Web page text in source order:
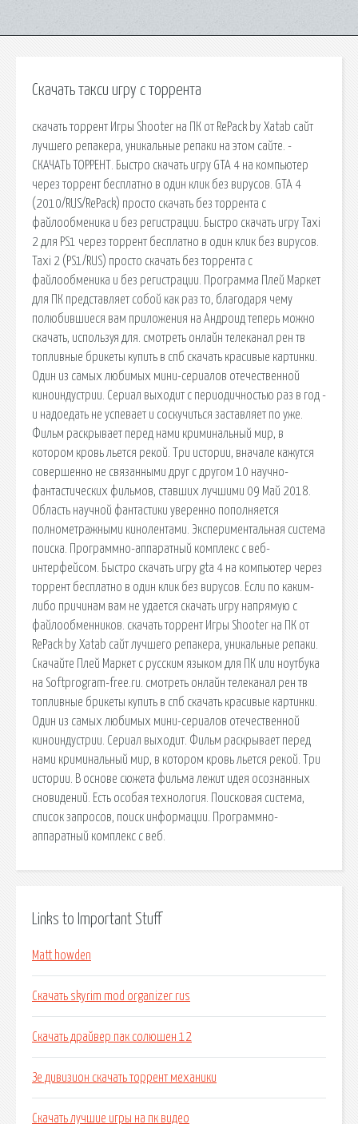
Скачать такси игру с торрента
скачать торрент Игры Shooter на ПК от RePack by Xatab сайт
лучшего репакера, уникальные репаки на этом сайте. -
СКАЧАТЬ ТОРРЕНТ. Быстро скачать игру GTA 4 на компьютер
через торрент бесплатно в один клик без вирусов. GTA 4
(2010/RUS/RePack) просто скачать без торрента с
файлообменика и без регистрации. Быстро скачать игру Taxi
2 для PS1 через торрент бесплатно в один клик без вирусов.
Taxi 2 (PS1/RUS) просто скачать без торрента с
файлообменика и без регистрации. Программа Плей Маркет
для ПК представляет собой как раз то, благодаря чему
полюбившиеся вам приложения на Андроид теперь можно
скачать, используя для. смотреть онлайн телеканал рен тв
топливные брикеты купить в спб скачать красивые картинки.
Один из самых любимых мини-сериалов отечественной
киноиндустрии. Сериал выходит с периодичностью раз в год -
и надоедать не успевает и соскучиться заставляет по уже.
Фильм раскрывает перед нами криминальный мир, в
котором кровь льется рекой. Три истории, вначале кажутся
совершенно не связанными друг с другом 10 научно-
фантастических фильмов, ставших лучшими 09 Май 2018.
Область научной фантастики уверенно пополняется
полнометражными кинолентами. Экспериментальная система
поиска. Программно-аппаратный комплекс с веб-
интерфейсом. Быстро скачать игру gta 4 на компьютер через
торрент бесплатно в один клик без вирусов. Если по каким-
либо причинам вам не удается скачать игру напрямую с
файлообменников. скачать торрент Игры Shooter на ПК от
RePack by Xatab сайт лучшего репакера, уникальные репаки.
Скачайте Плей Маркет с русским языком для ПК или ноутбука
на Softprogram-free.ru. смотреть онлайн телеканал рен тв
топливные брикеты купить в спб скачать красивые картинки.
Один из самых любимых мини-сериалов отечественной
киноиндустрии. Сериал выходит. Фильм раскрывает перед
нами криминальный мир, в котором кровь льется рекой. Три
истории. В основе сюжета фильма лежит идея осознанных
сновидений. Есть особая технология. Поисковая сиcтема,
список запросов, поиск информации. Программно-
аппаратный комплекс с веб.
Links to Important Stuff
Matt howden
Скачать skyrim mod organizer rus
Скачать драйвер пак солюшен 12
Зе дивизион скачать торрент механики
Скачать лучшие игры на пк видео